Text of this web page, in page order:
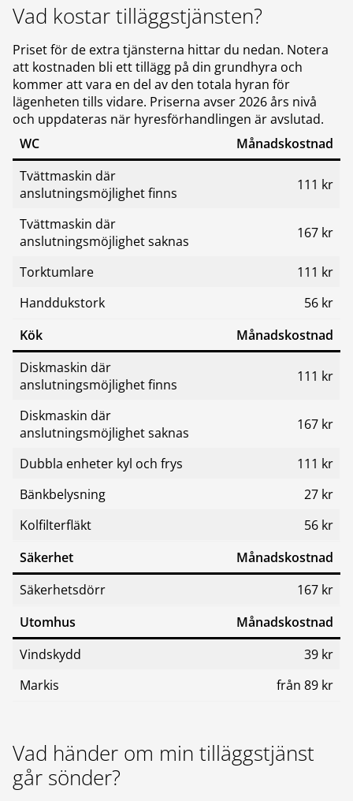
Vad kostar tilläggstjänsten?
Priset för de extra tjänsterna hittar du nedan. Notera
att kostnaden bli ett tillägg på din grundhyra och
kommer att vara en del av den totala hyran för
lägenheten tills vidare. Priserna avser 2026 års nivå
och uppdateras när hyresförhandlingen är avslutad.
WC
Månadskostnad
Tvättmaskin där
anslutningsmöjlighet finns
111 kr
Tvättmaskin där
anslutningsmöjlighet saknas
167 kr
Torktumlare
111 kr
Handdukstork
56 kr
Kök
Månadskostnad
Diskmaskin där
anslutningsmöjlighet finns
111 kr
Diskmaskin där
anslutningsmöjlighet saknas
167 kr
Dubbla enheter kyl och frys
111 kr
Bänkbelysning
27 kr
Kolfilterfläkt
56 kr
Säkerhet
Månadskostnad
Säkerhetsdörr
167 kr
Utomhus
Månadskostnad
Vindskydd
39 kr
Markis
från 89 kr
Vad händer om min tilläggstjänst
går sönder?